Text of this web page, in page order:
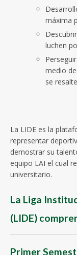
máxima
luchen
medio
se
La LIDE es la
representar
demostrar su
equipo LAI el cual
universitario.
La Liga
(LIDE)
Primer